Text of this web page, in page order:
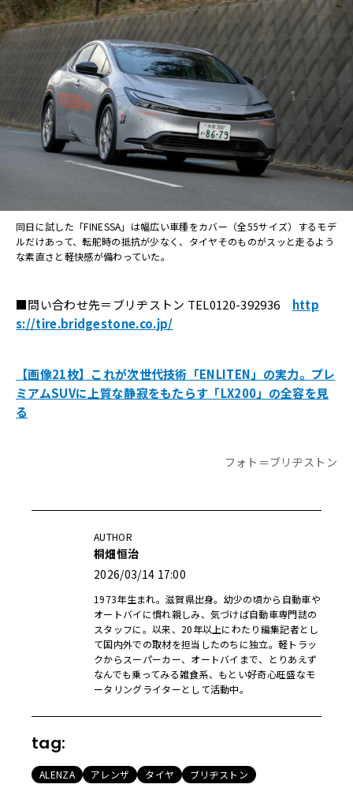
同日に試した「FINESSA」は幅広い車種をカバー（全55サイズ）するモデ
ルだけあって、転舵時の抵抗が少なく、タイヤそのものがスッと走るよう
な素直さと軽快感が備わっていた。
■問い合わせ先＝ブリヂストン TEL0120-392936 http
s://tire.bridgestone.co.jp/
【画像21枚】これが次世代技術「ENLITEN」の実力。プレ
ミアムSUVに上質な静寂をもたらす「LX200」の全容を見
る
フォト＝ブリヂストン
AUTHOR
桐畑恒治
2026/03/14 17:00
1973年生まれ。滋賀県出身。幼少の頃から自動車や
オートバイに慣れ親しみ、気づけば自動車専門誌の
スタッフに。以来、20年以上にわたり編集記者とし
て国内外での取材を担当したのちに独立。軽トラッ
クからスーパーカー、オートバイまで、とりあえず
なんでも乗ってみる雑食系、もとい好奇心旺盛なモ
ータリングライターとして活動中。
tag:
ALENZA アレンザ タイヤ ブリヂストン